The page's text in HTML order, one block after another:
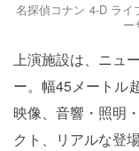
名探偵コナン 4-D ラ
ー
上演施設は、ニュ
ー。幅45メートル
映像、音響・照明
クト、リアルな登